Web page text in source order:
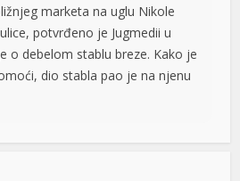
marketa na uglu Nikole
potvrđeno je Jugmedii u
o debelom stablu breze. Kako je
dio stabla pao je na njenu
bijes javnosti: Muškarac džet